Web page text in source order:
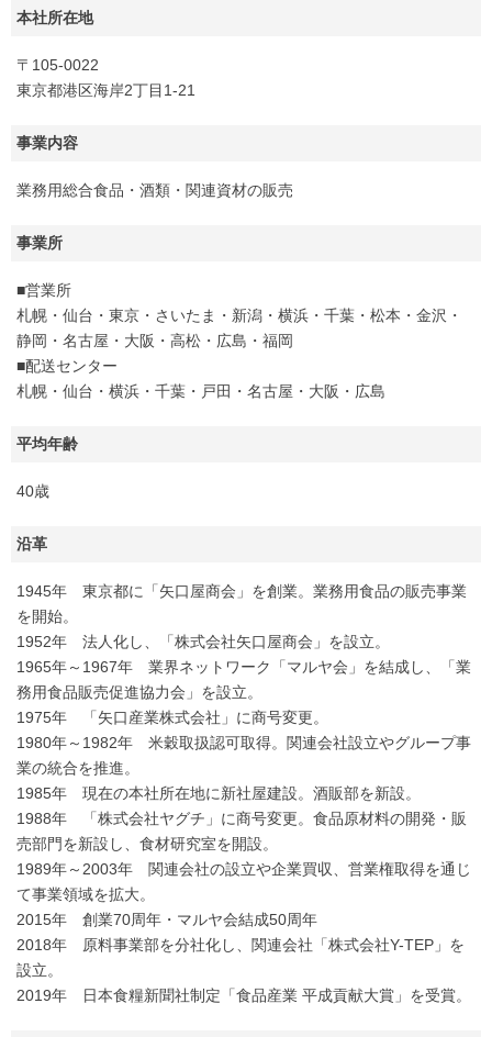
本社所在地
〒105-0022
東京都港区海岸2丁目1-21
事業内容
業務用総合食品・酒類・関連資材の販売
事業所
■営業所
札幌・仙台・東京・さいたま・新潟・横浜・千葉・松本・金沢・
静岡・名古屋・大阪・高松・広島・福岡
■配送センター
札幌・仙台・横浜・千葉・戸田・名古屋・大阪・広島
平均年齢
40歳
沿革
1945年 東京都に「矢口屋商会」を創業。業務用食品の販売事業
を開始。
1952年 法人化し、「株式会社矢口屋商会」を設立。
1965年～1967年 業界ネットワーク「マルヤ会」を結成し、「業
務用食品販売促進協力会」を設立。
1975年 「矢口産業株式会社」に商号変更。
1980年～1982年 米穀取扱認可取得。関連会社設立やグループ事
業の統合を推進。
1985年 現在の本社所在地に新社屋建設。酒販部を新設。
1988年 「株式会社ヤグチ」に商号変更。食品原材料の開発・販
売部門を新設し、食材研究室を開設。
1989年～2003年 関連会社の設立や企業買収、営業権取得を通じ
て事業領域を拡大。
2015年 創業70周年・マルヤ会結成50周年
2018年 原料事業部を分社化し、関連会社「株式会社Y-TEP」を
設立。
2019年 日本食糧新聞社制定「食品産業 平成貢献大賞」を受賞。